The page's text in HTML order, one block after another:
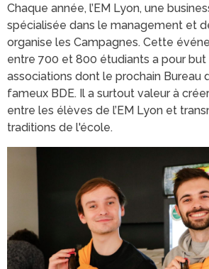
Chaque année, l’EM Lyon, une
spécialisée dans le management et
organise les Campagnes. Cette
entre 700 et 800 étudiants a pour but
associations dont le prochain Bureau
fameux BDE. Il a surtout valeur à
entre les élèves de l’EM Lyon et
traditions de l'école.